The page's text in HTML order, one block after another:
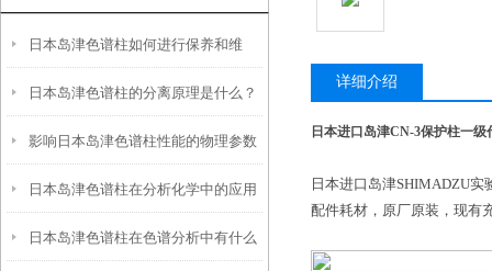
日本岛津色谱柱如何进行保养和维
护？
日本岛津色谱柱的分离原理是什么？
影响日本岛津色谱柱性能的物理参数
是什么？又该如何保存？
日本岛津色谱柱在分析化学中的应用
日本岛津色谱柱在色谱分析中有什么
详细介绍
日本进口岛津CN-3保护柱一级
日本进口岛津SHIMADZU
配件耗材，原厂原装，现有